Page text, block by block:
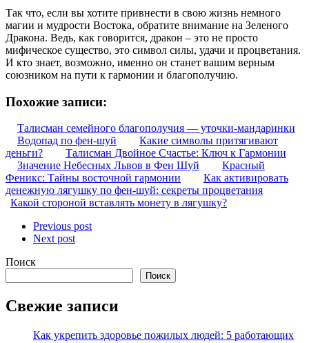
Так что, если вы хотите привнести в свою жизнь немного
магии и мудрости Востока, обратите внимание на Зеленого
Дракона. Ведь, как говорится, дракон – это не просто
мифическое существо, это символ силы, удачи и процветания.
И кто знает, возможно, именно он станет вашим верным
союзником на пути к гармонии и благополучию.
Похожие записи:
Талисман семейного благополучия — уточки-мандаринки
Водопад по фен-шуй
Какие символы притягивают
деньги?
Талисман Двойное Счастье: Ключ к Гармонии
Значение Небесных Львов в Фен Шуй
Красный
Феникс: Тайны восточной гармонии
Как активировать
денежную лягушку по фен-шуй: секреты процветания
Какой стороной вставлять монету в лягушку?
Previous post
Next post
Поиск
Поиск
Свежие записи
Как укрепить здоровье пожилых людей: 5 работающих